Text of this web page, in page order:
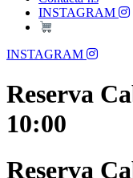
INSTAGRAM
Menu
INSTAGRAM
Reserva
10:00
Reserva